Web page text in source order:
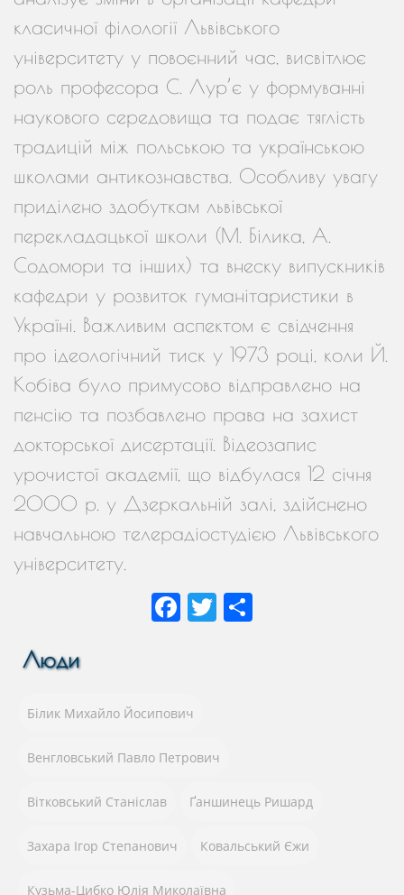
класичної філології Львівського
університету у повоєнний час, висвітлює
роль професора С. Лур’є у формуванні
наукового середовища та подає тяглість
традицій між польською та українською
школами антикознавства. Особливу увагу
приділено здобуткам львівської
перекладацької школи (М. Білика, А.
Содомори та інших) та внеску випускників
кафедри у розвиток гуманітаристики в
Україні. Важливим аспектом є свідчення
про ідеологічний тиск у 1973 році, коли Й.
Кобіва було примусово відправлено на
пенсію та позбавлено права на захист
докторської дисертації. Відеозапис
урочистої академії, що відбулася 12 січня
2000 р. у Дзеркальній залі, здійснено
навчальною телерадіостудією Львівського
університету.
F
b
o
k
T
с
я
Люди
Білик Михайло Йосипович
Венгловський Павло Петрович
Вітковський Станіслав Ґаншинець Ришард
Захара Ігор Степанович Ковальський Єжи
Кузьма-Цибко Юлія Миколаївна